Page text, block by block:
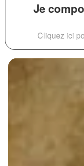
Je
Cliquez ici